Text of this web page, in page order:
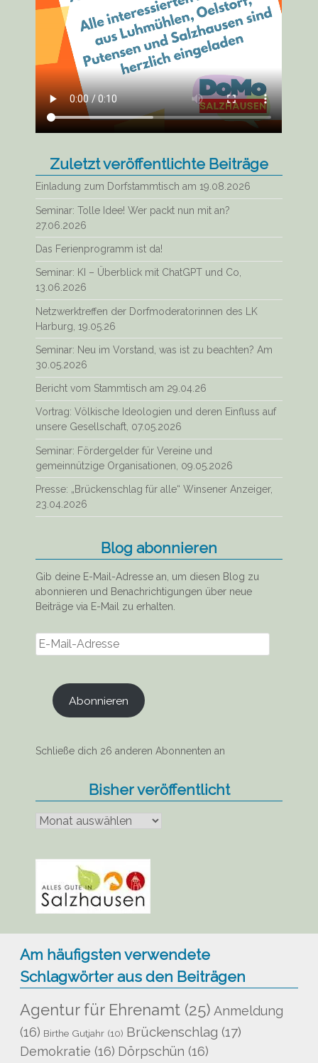
Zuletzt veröffentlichte Beiträge
Einladung zum Dorfstammtisch am 19.08.2026
Seminar: Tolle Idee! Wer packt nun mit an?
27.06.2026
Das Ferienprogramm ist da!
Seminar: KI – Überblick mit ChatGPT und Co,
13.06.2026
Netzwerktreffen der Dorfmoderatorinnen des LK
Harburg, 19.05.26
Seminar: Neu im Vorstand, was ist zu beachten? Am
30.05.2026
Bericht vom Stammtisch am 29.04.26
Vortrag: Völkische Ideologien und deren Einfluss auf
unsere Gesellschaft, 07.05.2026
Seminar: Fördergelder für Vereine und
gemeinnützige Organisationen, 09.05.2026
Presse: „Brückenschlag für alle“ Winsener Anzeiger,
23.04.2026
Blog abonnieren
Gib deine E-Mail-Adresse an, um diesen Blog zu
abonnieren und Benachrichtigungen über neue
Beiträge via E-Mail zu erhalten.
E-
Mail-
Abonnieren
Schließe dich 26 anderen Abonnenten an
Bisher veröffentlicht
veröffentlicht
Am häufigsten verwendete
Schlagwörter aus den Beiträgen
Agentur für Ehrenamt (25) Anmeldung
(16) Birthe Gutjahr (10) Brückenschlag (17)
Demokratie (16) Dörpschün (16)